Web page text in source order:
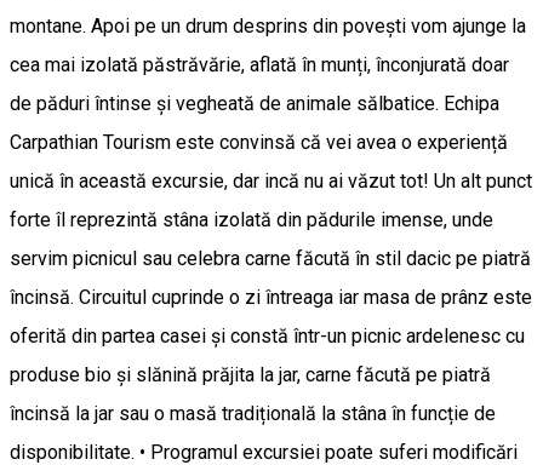
montane. Apoi pe un drum desprins din povești vom ajunge la
cea mai izolată păstrăvărie, aflată în munți, înconjurată doar
de păduri întinse și vegheată de animale sălbatice. Echipa
Carpathian Tourism este convinsă că vei avea o experiență
unică în această excursie, dar incă nu ai văzut tot! Un alt punct
forte îl reprezintă stâna izolată din pădurile imense, unde
servim picnicul sau celebra carne făcută în stil dacic pe piatră
încinsă. Circuitul cuprinde o zi întreaga iar masa de prânz este
oferită din partea casei și constă într-un picnic ardelenesc cu
produse bio și slănină prăjita la jar, carne făcută pe piatră
încinsă la jar sau o masă tradițională la stâna în funcție de
disponibilitate. • Programul excursiei poate suferi modificări